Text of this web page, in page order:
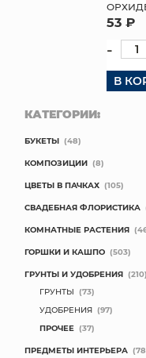
53 ₽
-
В
КАТЕГОРИИ:
БУКЕТЫ (48)
КОМПОЗИЦИИ (8)
ЦВЕТЫ В ПАЧКАХ (105)
СВАДЕБНАЯ ФЛОРИСТИКА
КОМНАТНЫЕ РАСТЕНИЯ
ГОРШКИ И КАШПО (503)
ГРУНТЫ И УДОБРЕНИЯ (210)
ГРУНТЫ (73)
УДОБРЕНИЯ (97)
ПРОЧЕЕ (37)
ПРЕДМЕТЫ ИНТЕРЬЕРА